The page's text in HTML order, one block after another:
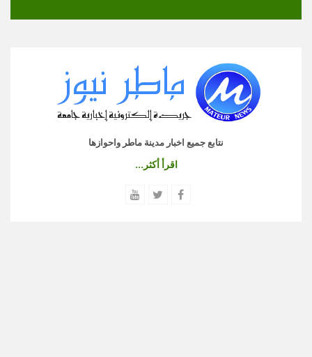
نتابع جميع اخبار مدينة ماطر واحوازها
اقرأ أكثر...